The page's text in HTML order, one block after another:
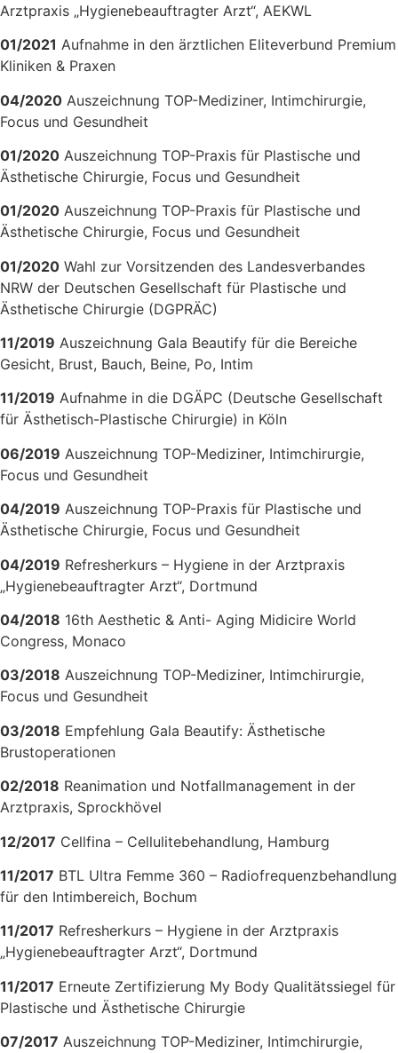
Arztpraxis „Hygienebeauftragter Arzt“, AEKWL
01/2021 Aufnahme in den ärztlichen Eliteverbund Premium
Kliniken & Praxen
04/2020 Auszeichnung TOP-Mediziner, Intimchirurgie,
Focus und Gesundheit
01/2020 Auszeichnung TOP-Praxis für Plastische und
Ästhetische Chirurgie, Focus und Gesundheit
01/2020 Auszeichnung TOP-Praxis für Plastische und
Ästhetische Chirurgie, Focus und Gesundheit
01/2020 Wahl zur Vorsitzenden des Landesverbandes
NRW der Deutschen Gesellschaft für Plastische und
Ästhetische Chirurgie (DGPRÄC)
11/2019 Auszeichnung Gala Beautify für die Bereiche
Gesicht, Brust, Bauch, Beine, Po, Intim
11/2019 Aufnahme in die DGÄPC (Deutsche Gesellschaft
für Ästhetisch-Plastische Chirurgie) in Köln
06/2019 Auszeichnung TOP-Mediziner, Intimchirurgie,
Focus und Gesundheit
04/2019 Auszeichnung TOP-Praxis für Plastische und
Ästhetische Chirurgie, Focus und Gesundheit
04/2019 Refresherkurs – Hygiene in der Arztpraxis
„Hygienebeauftragter Arzt“, Dortmund
04/2018 16th Aesthetic & Anti- Aging Midicire World
Congress, Monaco
03/2018 Auszeichnung TOP-Mediziner, Intimchirurgie,
Focus und Gesundheit
03/2018 Empfehlung Gala Beautify: Ästhetische
Brustoperationen
02/2018 Reanimation und Notfallmanagement in der
Arztpraxis, Sprockhövel
12/2017 Cellfina – Cellulitebehandlung, Hamburg
11/2017 BTL Ultra Femme 360 – Radiofrequenzbehandlung
für den Intimbereich, Bochum
11/2017 Refresherkurs – Hygiene in der Arztpraxis
„Hygienebeauftragter Arzt“, Dortmund
11/2017 Erneute Zertifizierung My Body Qualitätssiegel für
Plastische und Ästhetische Chirurgie
07/2017 Auszeichnung TOP-Mediziner, Intimchirurgie,